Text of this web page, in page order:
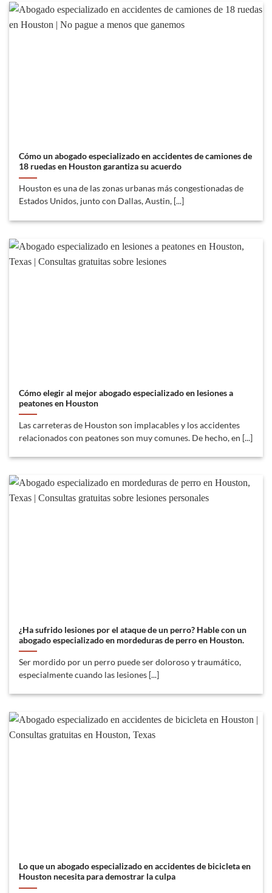
Cómo un abogado especializado en accidentes de camiones de
18 ruedas en Houston garantiza su acuerdo
Houston es una de las zonas urbanas más congestionadas de
Estados Unidos, junto con Dallas, Austin, [...]
Cómo elegir al mejor abogado especializado en lesiones a
peatones en Houston
Las carreteras de Houston son implacables y los accidentes
relacionados con peatones son muy comunes. De hecho, en [...]
¿Ha sufrido lesiones por el ataque de un perro? Hable con un
abogado especializado en mordeduras de perro en Houston.
Ser mordido por un perro puede ser doloroso y traumático,
especialmente cuando las lesiones [...]
Lo que un abogado especializado en accidentes de bicicleta en
Houston necesita para demostrar la culpa